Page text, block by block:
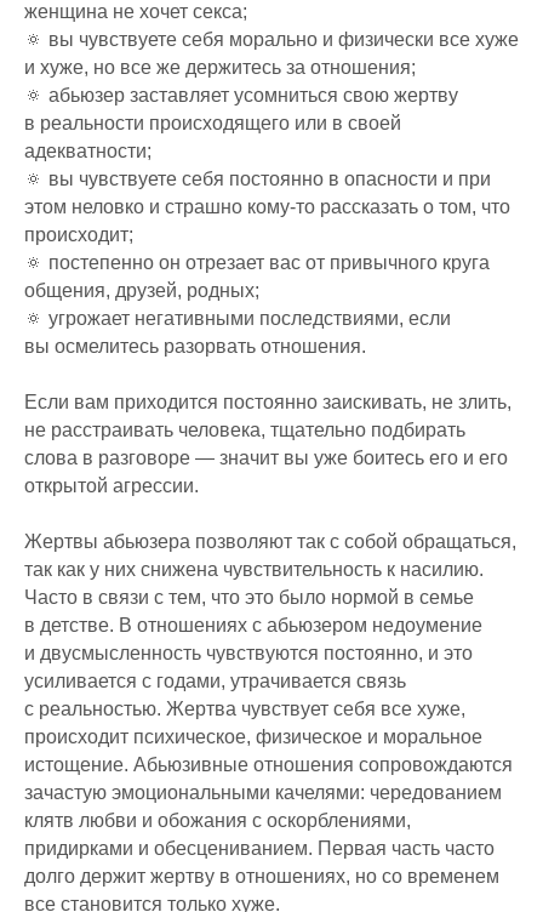
женщина не хочет секса;
🔅 вы чувствуете себя морально и физически все хуже
и хуже, но все же держитесь за отношения;
🔅 абьюзер заставляет усомниться свою жертву
в реальности происходящего или в своей
адекватности;
🔅 вы чувствуете себя постоянно в опасности и при
этом неловко и страшно кому-то рассказать о том, что
происходит;
🔅 постепенно он отрезает вас от привычного круга
общения, друзей, родных;
🔅 угрожает негативными последствиями, если
вы осмелитесь разорвать отношения.
Если вам приходится постоянно заискивать, не злить,
не расстраивать человека, тщательно подбирать
слова в разговоре — значит вы уже боитесь его и его
открытой агрессии.
Жертвы абьюзера позволяют так с собой обращаться,
так как у них снижена чувствительность к насилию.
Часто в связи с тем, что это было нормой в семье
в детстве. В отношениях с абьюзером недоумение
и двусмысленность чувствуются постоянно, и это
усиливается с годами, утрачивается связь
с реальностью. Жертва чувствует себя все хуже,
происходит психическое, физическое и моральное
истощение. Абьюзивные отношения сопровождаются
зачастую эмоциональными качелями: чередованием
клятв любви и обожания с оскорблениями,
придирками и обесцениванием. Первая часть часто
долго держит жертву в отношениях, но со временем
все становится только хуже.